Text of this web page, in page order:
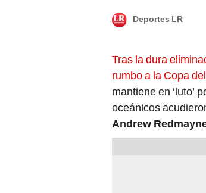
Deportes LR
Tras la dura
rumbo a la Copa
mantiene en ‘luto’
oceánicos
Andrew